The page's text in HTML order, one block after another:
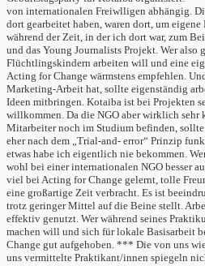
von internationalen Freiwlligen abhängig.
dort gearbeitet haben, waren dort, um
während der Zeit, in der ich dort war, zum
und das Young Journalists Projekt. Wer also
Flüchtlingskindern arbeiten will und eine
Acting for Change wärmstens empfehlen.
Marketing-Arbeit hat, sollte eigenständig
Ideen mitbringen. Kotaiba ist bei Projekten
willkommen. Da die NGO aber wirklich sehr
Mitarbeiter noch im Studium befinden, sollte
eher nach dem „Trial-and- error“ Prinzip
etwas habe ich eigentlich nie bekommen.
wohl bei einer internationalen NGO besser
viel bei Acting for Change gelernt, tolle
eine großartige Zeit verbracht. Es ist
trotz geringer Mittel auf die Beine stellt.
effektiv genutzt. Wer während seines
machen will und sich für lokale Basisarbeit
Change gut aufgehoben. *** Die von uns
uns vermittelte Praktikant/innen spiegeln